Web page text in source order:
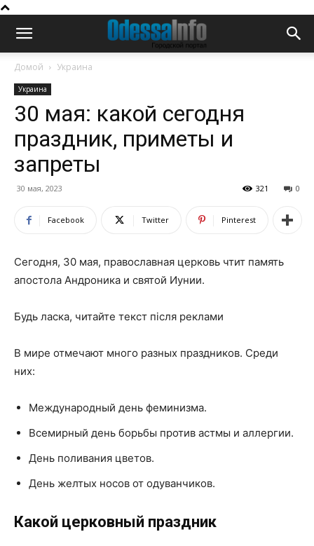
Домой Украина
Украина
30 мая: какой сегодня
праздник, приметы и
запреты
30 мая, 2023 0
321
Facebook Twitter Pinterest
Сегодня, 30 мая, православная церковь чтит память
апостола Андроника и святой Иунии.
Будь ласка, читайте текст після реклами
В мире отмечают много разных праздников. Среди
них:
Международный день феминизма.
Всемирный день борьбы против астмы и аллергии.
День поливания цветов.
День желтых носов от одуванчиков.
Какой церковный праздник